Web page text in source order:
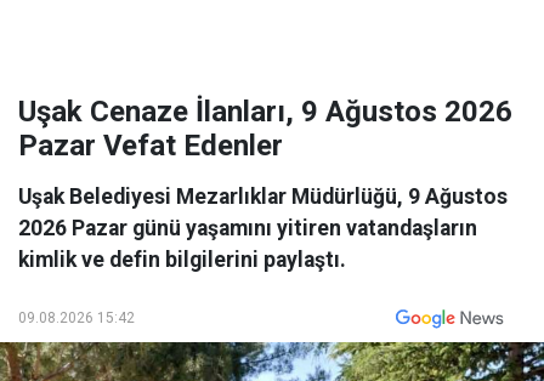
Uşak Cenaze İlanları, 9 Ağustos 2026
Pazar Vefat Edenler
Uşak Belediyesi Mezarlıklar Müdürlüğü, 9 Ağustos
2026 Pazar günü yaşamını yitiren vatandaşların
kimlik ve defin bilgilerini paylaştı.
09.08.2026 15:42